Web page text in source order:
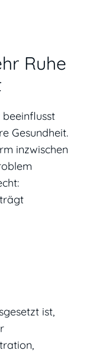
Ruhe
Gesundheit.
inzwischen
ist,